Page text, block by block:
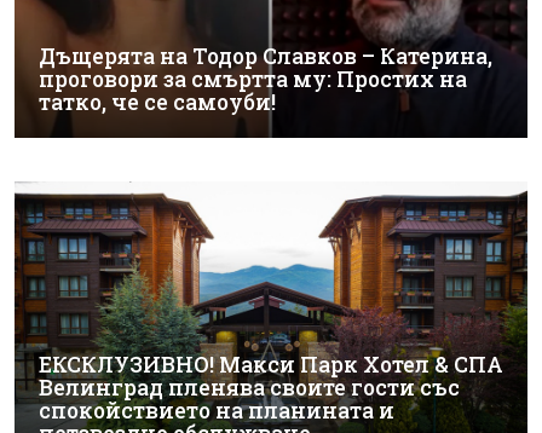
Дъщерята на Тодор Славков – Катерина,
проговори за смъртта му: Простих на
татко, че се самоуби!
ЕКСКЛУЗИВНО! Макси Парк Хотел & СПА
Велинград пленява своите гости със
спокойствието на планината и